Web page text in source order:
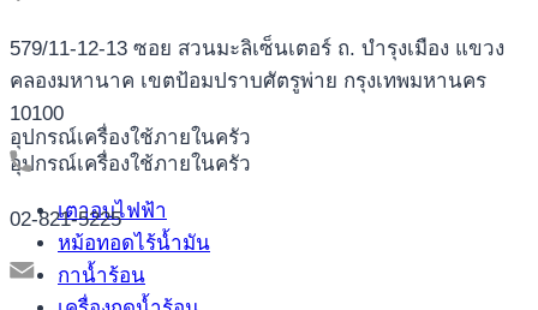
อุปกรณ์เครื่องใช้ภายในครัว
อุปกรณ์เครื่องใช้ภายในครัว
เตาอบไฟฟ้า
หม้อทอดไร้น้ำมัน
กาน้ำร้อน
579/11-12-13 ซอย สวนมะลิเซ็นเตอร์ ถ. บำรุงเมือง แขวง
คลองมหานาค เขตป้อมปราบศัตรูพ่าย กรุงเทพมหานคร
10100
02-821-5225